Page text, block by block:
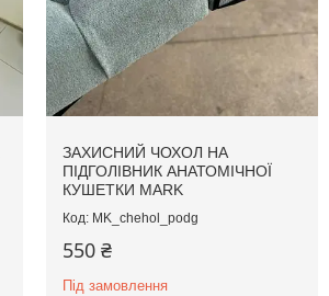
ЗАХИСНИЙ ЧОХОЛ НА
ПІДГОЛІВНИК АНАТОМІЧНОЇ
КУШЕТКИ MARK
MK_chehol_podg
550 ₴
Під замовлення